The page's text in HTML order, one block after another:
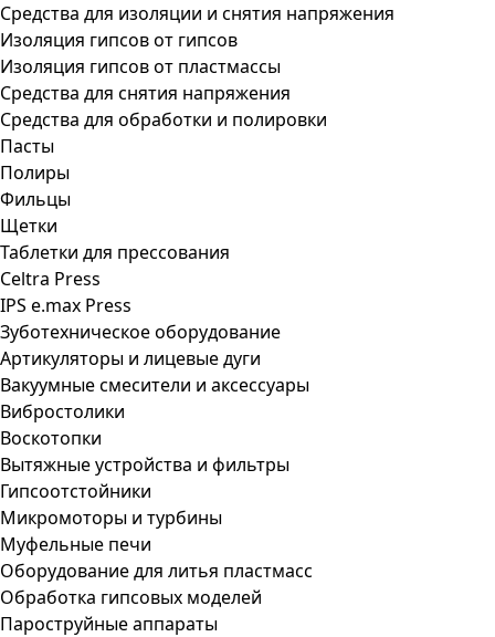
Средства для изоляции и снятия напряжения
Изоляция гипсов от гипсов
Изоляция гипсов от пластмассы
Средства для снятия напряжения
Средства для обработки и полировки
Пасты
Полиры
Фильцы
Щетки
Таблетки для прессования
Celtra Press
IPS e.max Press
Зуботехническое оборудование
Артикуляторы и лицевые дуги
Вакуумные смесители и аксессуары
Вибростолики
Воскотопки
Вытяжные устройства и фильтры
Гипсоотстойники
Микромоторы и турбины
Муфельные печи
Оборудование для литья пластмасс
Обработка гипсовых моделей
Пароструйные аппараты